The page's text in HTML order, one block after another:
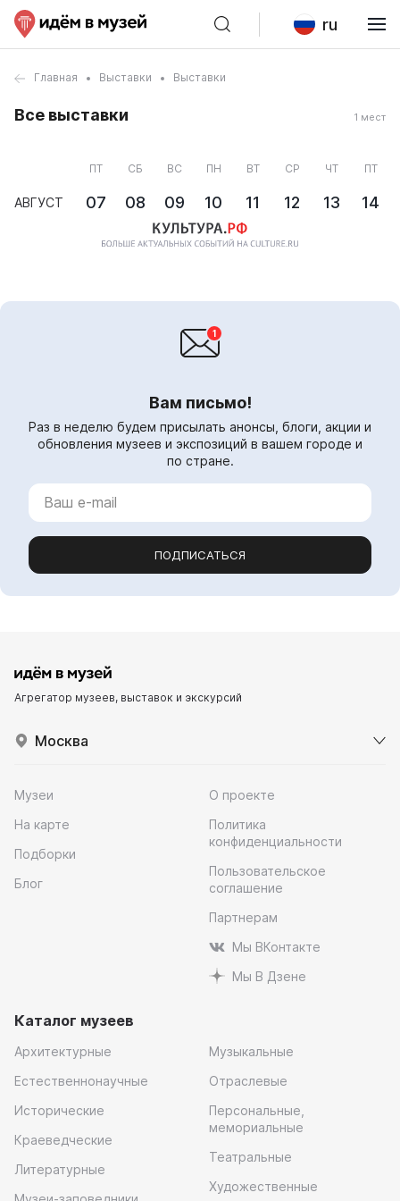
ru
Главная Выставки Выставки
Все выставки 1 мест
АВГУСТ
ПТ
07
СБ
08
ВС
09
ПН
10
ВТ
11
СР
12
ЧТ
13
ПТ
14
Вам письмо!
Раз в неделю будем присылать анонсы, блоги, акции и
обновления музеев и экспозиций в вашем городе и
по стране.
ПОДПИСАТЬСЯ
Агрегатор музеев, выставок и экскурсий
Москва
Музеи
На карте
Подборки
Блог
О проекте
Политика
конфиденциальности
Пользовательское
соглашение
Партнерам
Мы ВКонтакте
Мы В Дзене
Каталог музеев
Архитектурные
Естественнонаучные
Исторические
Краеведческие
Литературные
Музыкальные
Отраслевые
Персональные,
мемориальные
Театральные
Художественные